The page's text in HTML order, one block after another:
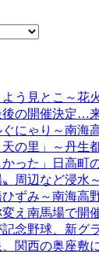
う見とこ～花
の開催決定…
にゃり～南海
の里」～丹生
かった」日高町
〟周辺など浸水
ずみ～南海高
変え南馬場で開
念野球、新グ
関西の奥座敷